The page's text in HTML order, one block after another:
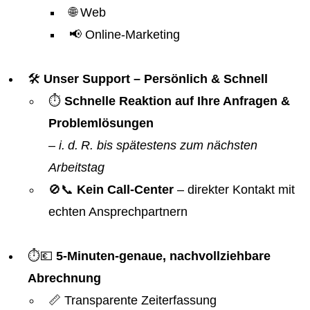
🌐 Web
📢 Online-Marketing
🛠️ Unser Support – Persönlich & Schnell
⏱️ Schnelle Reaktion auf Ihre Anfragen &
Problemlösungen
– i. d. R. bis spätestens zum nächsten
Arbeitstag
🚫📞 Kein Call-Center – direkter Kontakt mit
echten Ansprechpartnern
⏱️💶 5-Minuten-genaue, nachvollziehbare
Abrechnung
📏 Transparente Zeiterfassung